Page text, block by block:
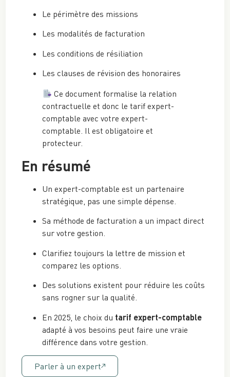
Le périmètre des missions
Les modalités de facturation
Les conditions de résiliation
Les clauses de révision des honoraires
Ce document formalise la relation
contractuelle et donc le tarif expert-
comptable avec votre expert-
comptable. Il est obligatoire et
protecteur.
En résumé
Un expert-comptable est un partenaire
stratégique, pas une simple dépense.
Sa méthode de facturation a un impact direct
sur votre gestion.
Clarifiez toujours la lettre de mission et
comparez les options.
Des solutions existent pour réduire les coûts
sans rogner sur la qualité.
En 2025, le choix du tarif expert-comptable
adapté à vos besoins peut faire une vraie
différence dans votre gestion.
Parler à un expert